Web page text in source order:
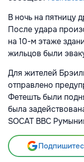
В ночь на пятницу
После удара
на 10-м этаже
жильцов были
Для жителей
отправлено
Фетешть были
была
SOCAT ВВС